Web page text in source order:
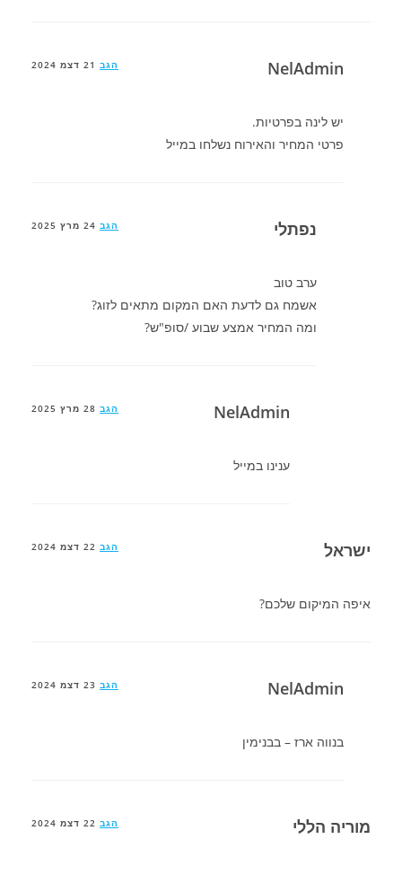
NelAdmin הגב 21 דצמ 2024
יש לינה בפרטיות.
פרטי המחיר והאירוח נשלחו במייל
נפתלי הגב 24 מרץ 2025
ערב טוב
אשמח גם לדעת האם המקום מתאים לזוג?
ומה המחיר אמצע שבוע /סופ"ש?
NelAdmin הגב 28 מרץ 2025
ענינו במייל
ישראל הגב 22 דצמ 2024
איפה המיקום שלכם?
NelAdmin הגב 23 דצמ 2024
בנווה ארז – בבנימין
מוריה הללי הגב 22 דצמ 2024